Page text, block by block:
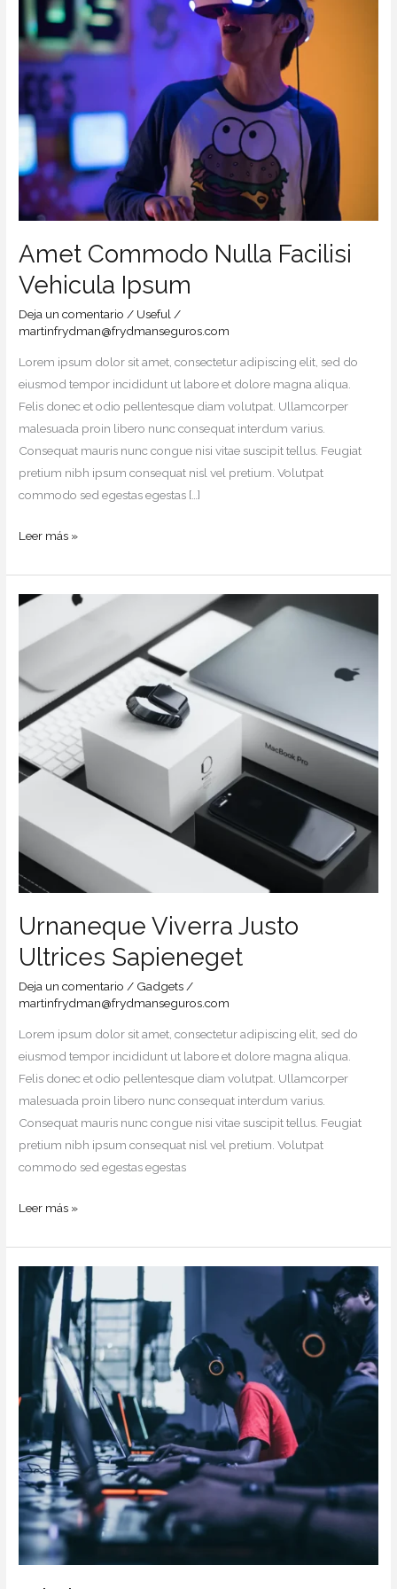
Amet Commodo Nulla Facilisi
Vehicula Ipsum
Deja un comentario / Useful /
martinfrydman@frydmanseguros.com
Lorem ipsum dolor sit amet, consectetur adipiscing elit, sed do
eiusmod tempor incididunt ut labore et dolore magna aliqua.
Felis donec et odio pellentesque diam volutpat. Ullamcorper
malesuada proin libero nunc consequat interdum varius.
Consequat mauris nunc congue nisi vitae suscipit tellus. Feugiat
pretium nibh ipsum consequat nisl vel pretium. Volutpat
commodo sed egestas egestas […]
Vehicula
Ipsum
Leer más »
Urnaneque Viverra Justo
Ultrices Sapieneget
Deja un comentario / Gadgets /
martinfrydman@frydmanseguros.com
Lorem ipsum dolor sit amet, consectetur adipiscing elit, sed do
eiusmod tempor incididunt ut labore et dolore magna aliqua.
Felis donec et odio pellentesque diam volutpat. Ullamcorper
malesuada proin libero nunc consequat interdum varius.
Consequat mauris nunc congue nisi vitae suscipit tellus. Feugiat
pretium nibh ipsum consequat nisl vel pretium. Volutpat
commodo sed egestas egestas
Urnaneque
Justo
Sapieneget
Leer más »
Tristique
Magna
Purus
Gravida
Quisblandit